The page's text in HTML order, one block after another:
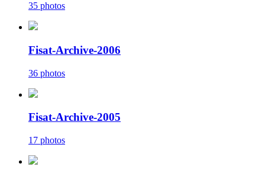
35 photos
Fisat-Archive-2006
36 photos
Fisat-Archive-2005
17 photos